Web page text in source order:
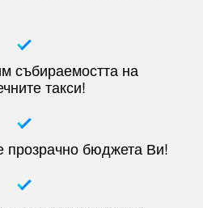
събираемостта на
такси!
бюджета Ви!